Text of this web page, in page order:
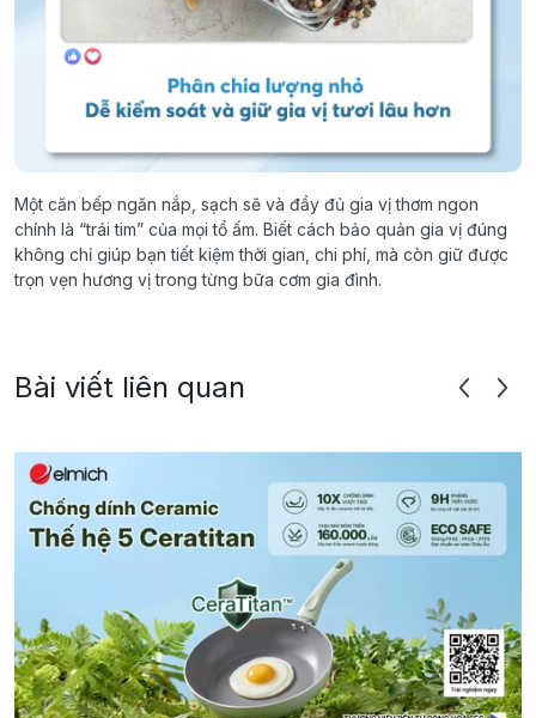
Một căn bếp ngăn nắp, sạch sẽ và đầy đủ gia vị thơm ngon
chính là “trái tim” của mọi tổ ấm. Biết cách bảo quản gia vị đúng
không chỉ giúp bạn tiết kiệm thời gian, chi phí, mà còn giữ được
trọn vẹn hương vị trong từng bữa cơm gia đình.
Bài viết liên quan